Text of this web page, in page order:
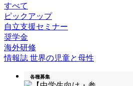
すべて
ピックアップ
自立支援セミナー
奨学金
海外研修
情報誌 世界の児童と母性
各種募集